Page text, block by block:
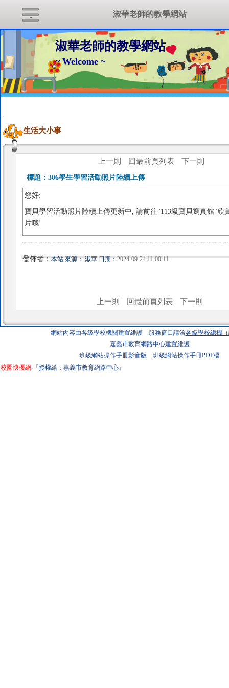
淑華老師的教學網站
~ Welcome ~
:::
生活大小事
上一則 回最前頁列表 下一則
標題： 306學生學習活動照片陸續上傳
您好:
寶貝學習活動照片陸續上傳更新中, 請前往"113級寶貝寫真館"欣
片哦!
發佈者：本站 來源： 淑華 日期：2024-09-24 11:00:11
上一則 回最前頁列表 下一則
網站內容由各級學校機關建置維護 服務窗口請洽各級學校總機
嘉義市教育網路中心建置維護
班級網站操作手冊影音版
班級網站操作手冊PDF檔
校園快優網‧『授權給：嘉義市教育網路中心』
淑華老師的教學網站